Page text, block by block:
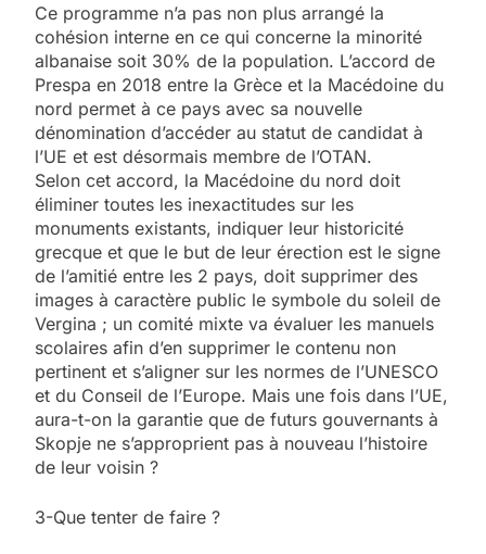
Ce programme n’a pas non plus arrangé la
cohésion interne en ce qui concerne la minorité
albanaise soit 30% de la population. L’accord de
Prespa en 2018 entre la Grèce et la Macédoine du
nord permet à ce pays avec sa nouvelle
dénomination d’accéder au statut de candidat à
l’UE et est désormais membre de l’OTAN.
Selon cet accord, la Macédoine du nord doit
éliminer toutes les inexactitudes sur les
monuments existants, indiquer leur historicité
grecque et que le but de leur érection est le signe
de l’amitié entre les 2 pays, doit supprimer des
images à caractère public le symbole du soleil de
Vergina ; un comité mixte va évaluer les manuels
scolaires afin d’en supprimer le contenu non
pertinent et s’aligner sur les normes de l’UNESCO
et du Conseil de l’Europe. Mais une fois dans l’UE,
aura-t-on la garantie que de futurs gouvernants à
Skopje ne s’approprient pas à nouveau l’histoire
de leur voisin ?
3-Que tenter de faire ?